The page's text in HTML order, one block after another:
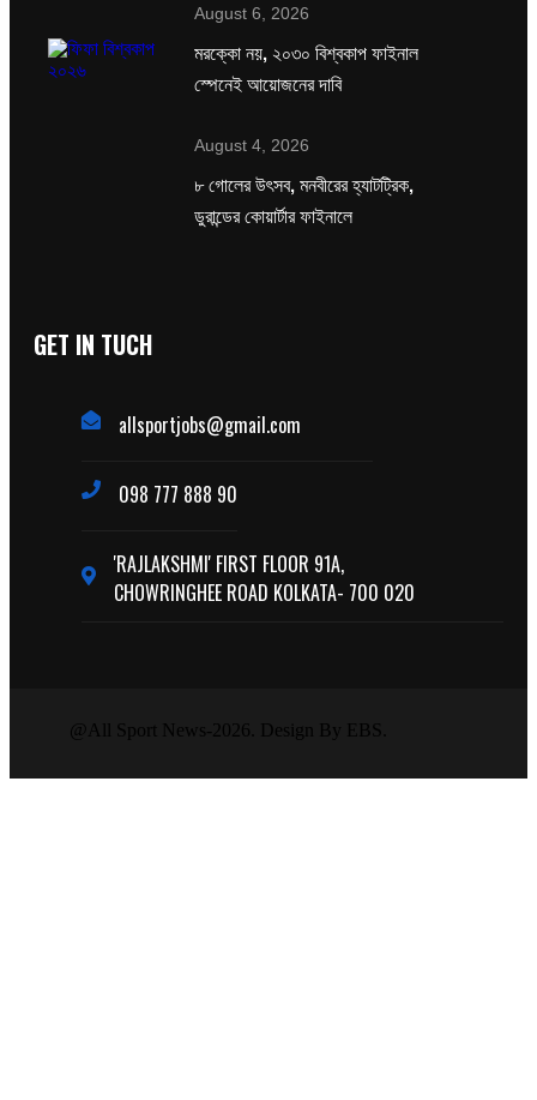
August 6, 2026
মরক্কো নয়, ২০৩০ বিশ্বকাপ ফাইনাল
স্পেনেই আয়োজনের দাবি
August 4, 2026
৮ গোলের উৎসব, মনবীরের হ্যাটট্রিক,
ডুরান্ডের কোয়ার্টার ফাইনালে
GET IN TUCH
allsportjobs@gmail.com
098 777 888 90
'RAJLAKSHMI' FIRST FLOOR 91A,
CHOWRINGHEE ROAD KOLKATA- 700 020
@All Sport News-2026. Design By EBS.